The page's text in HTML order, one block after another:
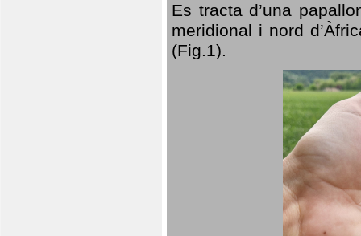
Es tracta d’una
meridional i nord
(Fig.1).